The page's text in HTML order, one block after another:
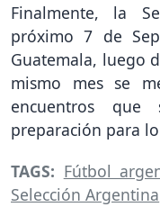
Finalmente, la
próximo 7 de
Guatemala, luego
mismo mes se
encuentros que
preparación para
TAGS: Fútbol
Selección Argentina